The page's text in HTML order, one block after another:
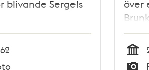
blivande Sergels
över
Tid